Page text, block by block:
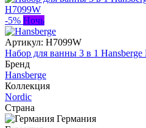
-5% Ночь
Артикул: H7099W
Набор для ванны 3 в 1
Бренд
Hansberge
Коллекция
Nordic
Страна
Германия